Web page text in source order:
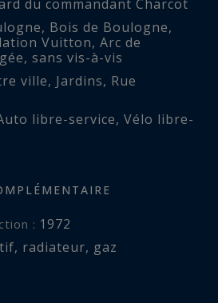
du commandant Charcot
, Bois de Boulogne,
Vuitton, Arc de
, sans vis-à-vis
ville, Jardins, Rue
libre-service, Vélo libre-
: 1972
, radiateur, gaz